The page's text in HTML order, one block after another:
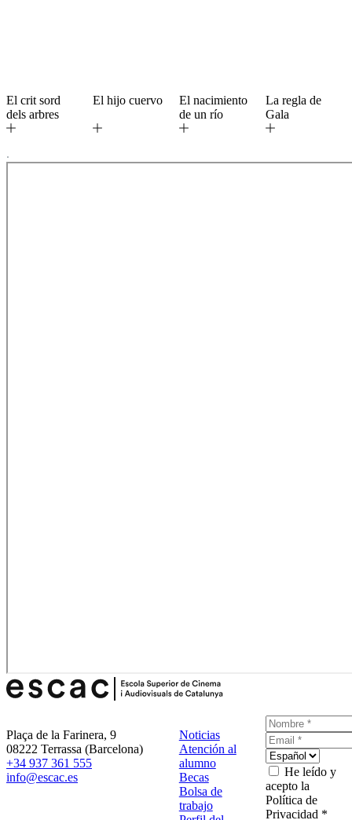
El crit sord
dels arbres
El hijo cuervo
El nacimiento
de un río
La regla de
Gala
Plaça de la Farinera, 9
08222 Terrassa (Barcelona)
+34 937 361 555
info@escac.es
Noticias
Atención al
alumno
Becas
Bolsa de
trabajo
He leído y
acepto la
Política de
Privacidad *